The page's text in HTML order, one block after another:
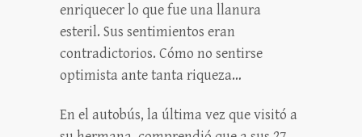
enriquecer lo que fue una llanura
esteril. Sus sentimientos eran
contradictorios. Cómo no sentirse
optimista ante tanta riqueza…
En el autobús, la última vez que visitó a